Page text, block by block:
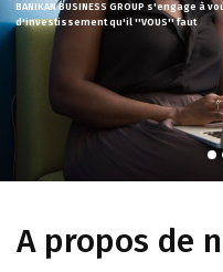
BANIKAN BUSINESS GROUP s'engage
d'investissement qu'il ''VOUS'' faut
A propos de